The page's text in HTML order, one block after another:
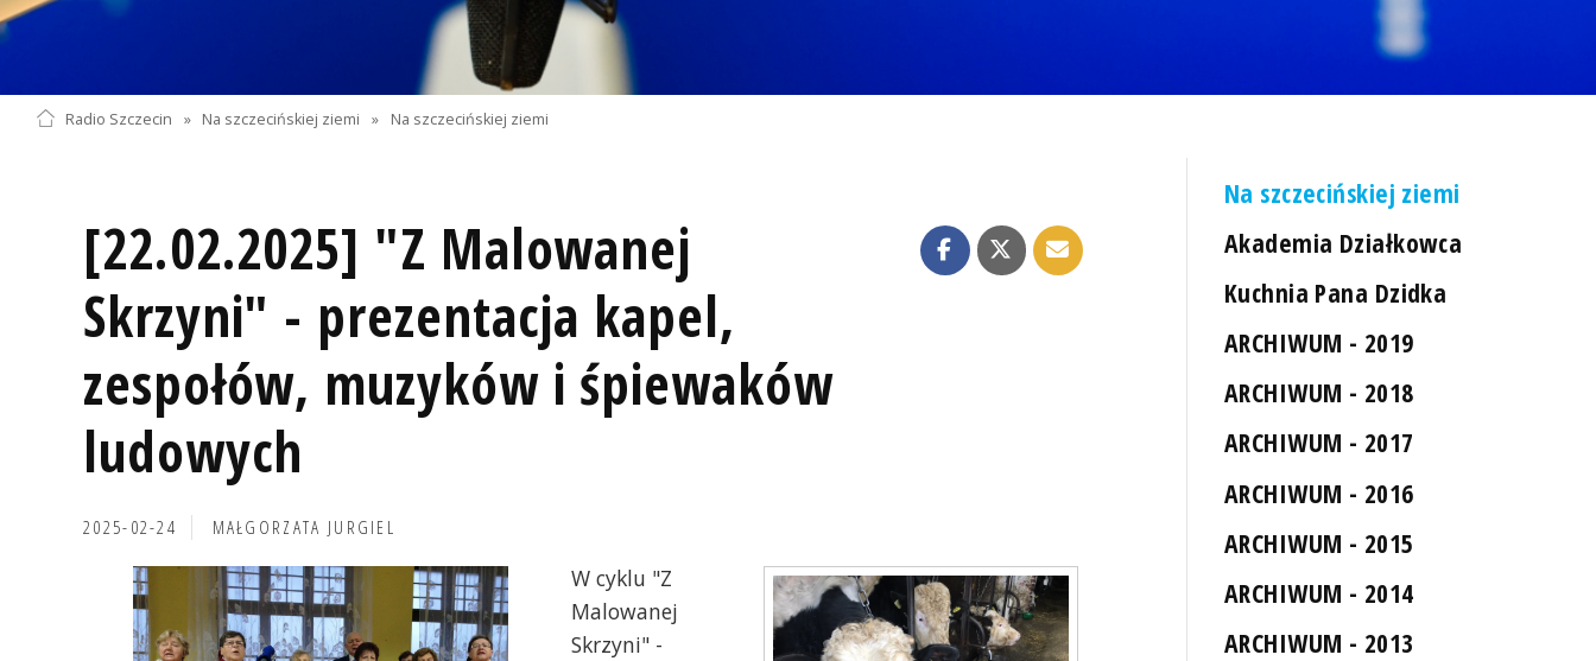
Radio Szczecin » Na szczecińskiej ziemi » Na szczecińskiej ziemi
[22.02.2025] "Z Malowanej
Skrzyni" - prezentacja kapel,
zespołów, muzyków i śpiewaków
ludowych
2025-02-24 MAŁGORZATA JURGIEL
W cyklu "Z
Malowanej
Skrzyni" -
Na szczecińskiej ziemi
Akademia Działkowca
Kuchnia Pana Dzidka
ARCHIWUM - 2019
ARCHIWUM - 2018
ARCHIWUM - 2017
ARCHIWUM - 2016
ARCHIWUM - 2015
ARCHIWUM - 2014
ARCHIWUM - 2013